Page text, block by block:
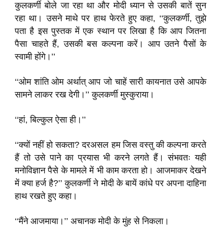
कुलकर्णी बोले जा रहा था और मोदी ध्यान से उसकी बातें सुन
रहा था। उसने माथे पर हाथ फेरते हुए कहा, ‘‘कुलकर्णी, तुझे
पता है इस पुस्तक में एक स्थान पर लिखा है कि आप जितना
पैसा चाहते हैं, उसकी बस कल्पना करें। आप उतने पैसों के
स्वामी होंगे।’’
‘‘ओम शांति ओम अर्थात् आप जो चाहें सारी कायनात उसे आपके
सामने लाकर रख देगी।’’ कुलकर्णी मुस्कुराया।
‘‘हां, बिल्कुल ऐसा ही।’’
‘‘क्यों नहीं हो सकता? दरअसल हम जिस वस्तु की कल्पना करते
हैं तो उसे पाने का प्रयास भी करने लगते हैं। संभवतः यही
मनोविज्ञान पैसे के मामले में भी काम करता हो। आजमाकर देखने
में क्या हर्ज है?’’ कुलकर्णी ने मोदी के बायें कांधे पर अपना दाहिना
हाथ रखते हुए कहा।
‘‘मैंने आजमाया।’’ अचानक मोदी के मुंह से निकला।